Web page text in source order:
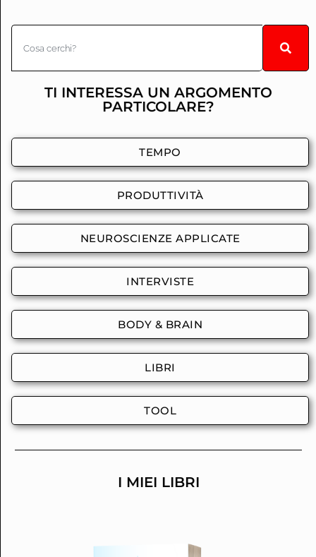
TI INTERESSA UN ARGOMENTO
PARTICOLARE?
TEMPO
PRODUTTIVITÀ
NEUROSCIENZE APPLICATE
INTERVISTE
BODY & BRAIN
LIBRI
TOOL
I MIEI LIBRI